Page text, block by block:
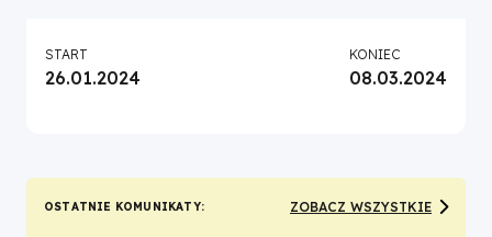
przedszkolna
Europejskie
OSTATNIE KOMUNIKATY ZOBACZ WSZYSTKIE
START
26.01.2024
KONIEC
08.03.2024